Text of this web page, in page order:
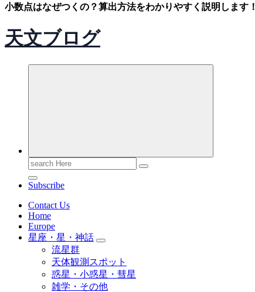
小数点はなぜつくの？算出方法をわかりやすく説明します！
天文ブログ
Search
for:
Subscribe
Contact Us
Home
Europe
星座・星・神話
流星群
天体観測スポット
惑星・小惑星・彗星
雑学・その他